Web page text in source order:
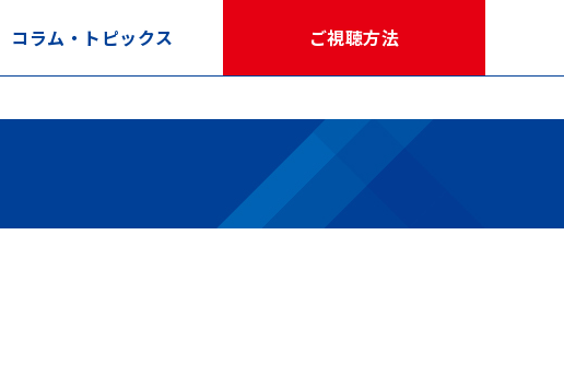
コラム・トピックス ご視聴方法